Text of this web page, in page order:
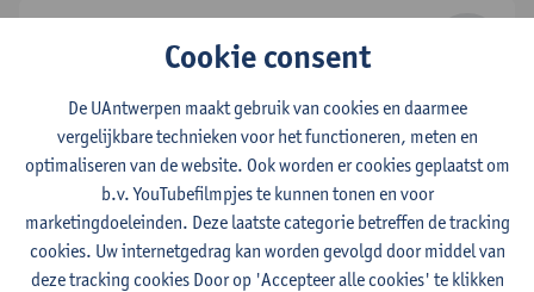
Tom Sauer
Toon e-mailadres
Tom Sauer
effectief stemgerechtigd lid
tel: +3232655599
Toon e-mailadres
Cookie consent
De UAntwerpen maakt gebruik van cookies en daarmee
vergelijkbare technieken voor het functioneren, meten en
optimaliseren van de website. Ook worden er cookies geplaatst om
b.v. YouTubefilmpjes te kunnen tonen en voor
marketingdoeleinden. Deze laatste categorie betreffen de tracking
cookies. Uw internetgedrag kan worden gevolgd door middel van
deze tracking cookies Door op 'Accepteer alle cookies' te klikken